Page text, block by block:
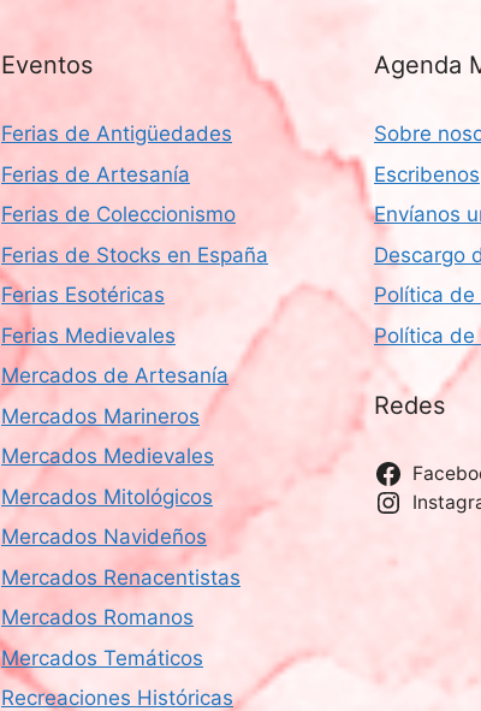
Eventos
Ferias de Antigüedades
Ferias de Artesanía
Ferias de Coleccionismo
Ferias de Stocks en España
Ferias Esotéricas
Ferias Medievales
Mercados de Artesanía
Mercados Marineros
Mercados Medievales
Mercados Mitológicos
Mercados Navideños
Mercados Renacentistas
Mercados Romanos
Mercados Temáticos
Recreaciones Históricas
Agenda
Sobre
Escribenos
Envíanos
Descargo
Política
Política de
Redes